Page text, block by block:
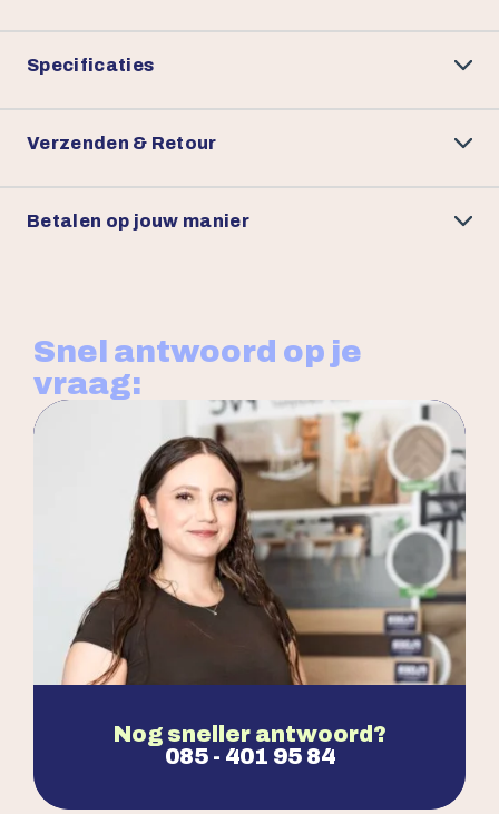
Specificaties
Verzenden & Retour
Betalen op jouw manier
Snel antwoord op je
vraag:
Nog sneller antwoord?
085 - 401 95 84